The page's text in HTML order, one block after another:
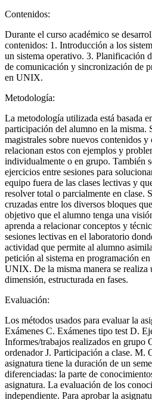
Contenidos:
Durante el curso académico se
contenidos: 1. Introducción a los
un sistema operativo. 3. Planificación
de comunicación y sincronización de
en UNIX.
Metodología:
La metodología utilizada está basada
participación del alumno en la misma.
magistrales sobre nuevos contenidos y
relacionan estos con ejemplos y
individualmente o en grupo. También
ejercicios entre sesiones para
equipo fuera de las clases lectivas y
resolver total o parcialmente en clase.
cruzadas entre los diversos bloques
objetivo que el alumno tenga una
aprenda a relacionar conceptos y
sesiones lectivas en el laboratorio
actividad que permite al alumno
petición al sistema en programación
UNIX. De la misma manera se realiza
dimensión, estructurada en fases.
Evaluación:
Los métodos usados para evaluar la
Exámenes C. Exámenes tipo test D.
Informes/trabajos realizados en grupo
ordenador J. Participación a clase. M.
asignatura tiene la duración de un
diferenciadas: la parte de
asignatura. La evaluación de los
independiente. Para aprobar la